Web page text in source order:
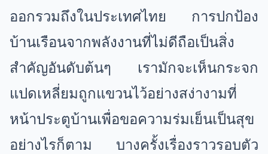
ออกรวมถึงในประเทศไทย การปกป้อง
บ้านเรือนจากพลังงานที่ไม่ดีถือเป็นสิ่ง
สำคัญอันดับต้นๆ เรามักจะเห็นกระจก
แปดเหลี่ยมถูกแขวนไว้อย่างสง่างามที่
หน้าประตูบ้านเพื่อขอความร่มเย็นเป็นสุข
อย่างไรก็ตาม บางครั้งเรื่องราวรอบตัว